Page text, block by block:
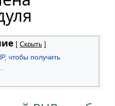
[ Скрыть ]
чтобы получить